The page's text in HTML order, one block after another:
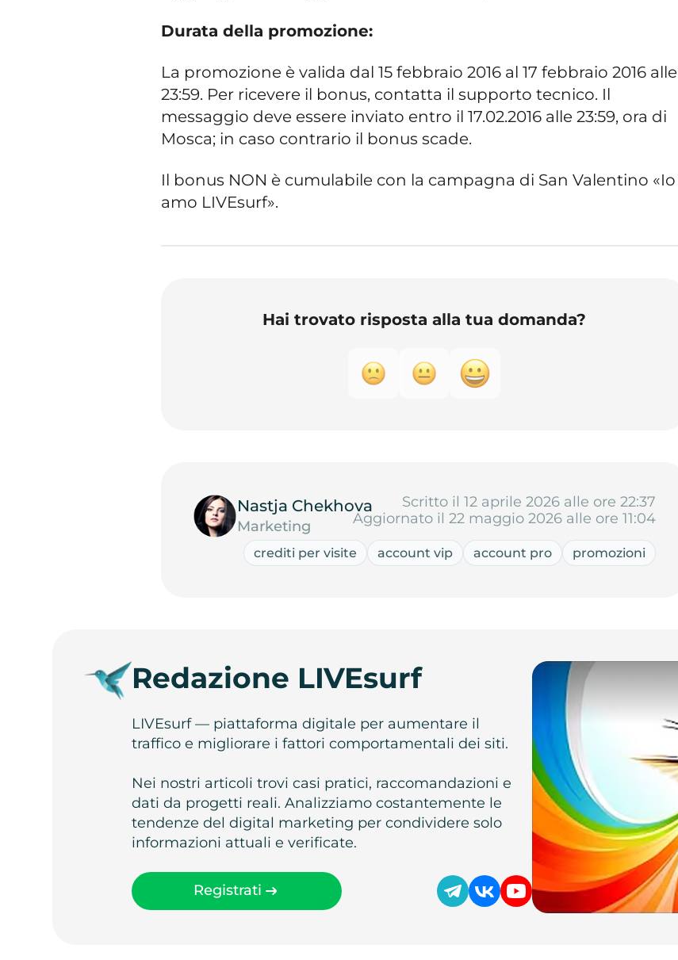
Durata della promozione:
La promozione è valida dal 15 febbraio 2016 al 17 febbraio 2016 alle
23:59. Per ricevere il bonus, contatta il supporto tecnico. Il
messaggio deve essere inviato entro il 17.02.2016 alle 23:59, ora di
Mosca; in caso contrario il bonus scade.
Il bonus NON è cumulabile con la campagna di San Valentino «Io
amo LIVEsurf».
Hai trovato risposta alla tua domanda?
Nastja Chekhova
Marketing
Scritto il 12 aprile 2026 alle ore 22:37
Aggiornato il 22 maggio 2026 alle ore 11:04
crediti per visite account vip account pro promozioni
Redazione LIVEsurf
LIVEsurf — piattaforma digitale per aumentare il
traffico e migliorare i fattori comportamentali dei siti.
Nei nostri articoli trovi casi pratici, raccomandazioni e
dati da progetti reali. Analizziamo costantemente le
tendenze del digital marketing per condividere solo
informazioni attuali e verificate.
Registrati